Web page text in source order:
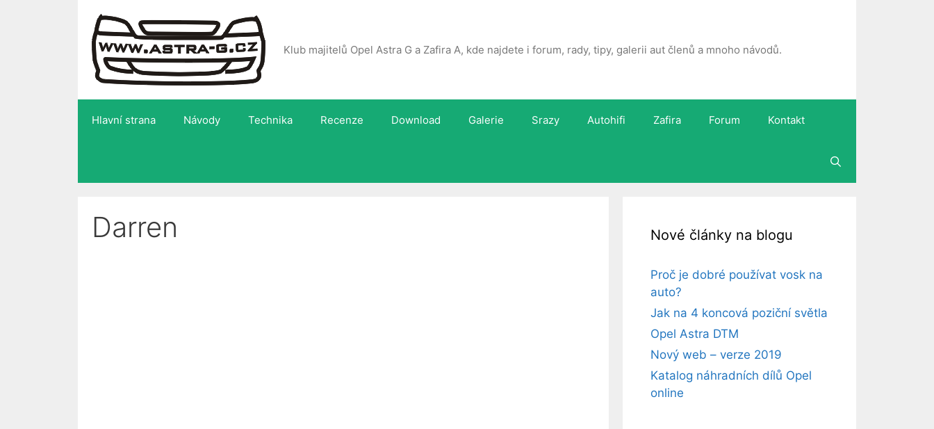
Klub majitelů Opel Astra G a Zafira A, kde najdete i forum, rady, tipy, galerii aut členů a mnoho návodů.
Hlavní strana Návody Technika Recenze Download Galerie Srazy Autohifi Zafira Forum Kontakt
Darren Nové články na blogu
Proč je dobré používat vosk na
auto?
Jak na 4 koncová poziční světla
Opel Astra DTM
Nový web – verze 2019
Katalog náhradních dílů Opel
online